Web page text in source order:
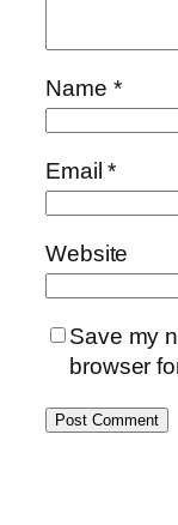
Name *
Email*
Website
Save my
browser